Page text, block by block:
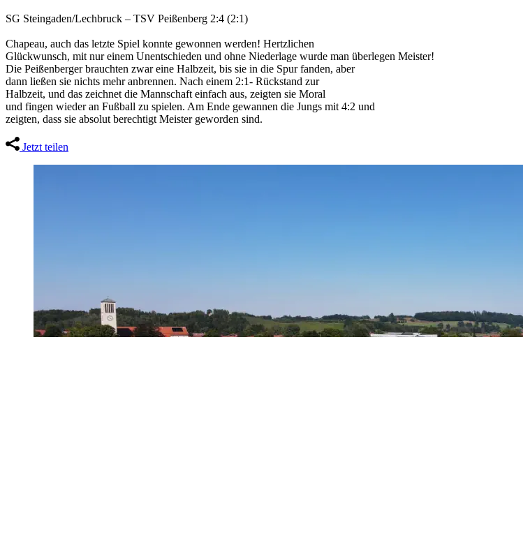
SG Steingaden/Lechbruck – TSV Peißenberg 2:4 (2:1)
Chapeau, auch das letzte Spiel konnte gewonnen werden! Hertzlichen
Glückwunsch, mit nur einem Unentschieden und ohne Niederlage wurde man überlegen Meister!
Die Peißenberger brauchten zwar eine Halbzeit, bis sie in die Spur fanden, aber
dann ließen sie nichts mehr anbrennen. Nach einem 2:1- Rückstand zur
Halbzeit, und das zeichnet die Mannschaft einfach aus, zeigten sie Moral
und fingen wieder an Fußball zu spielen. Am Ende gewannen die Jungs mit 4:2 und
zeigten, dass sie absolut berechtigt Meister geworden sind.
Jetzt teilen